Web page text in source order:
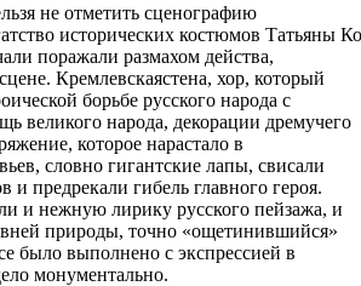
не отметить сценографию
исторических костюмов Татьяны
поражали размахом действа,
Кремлевскаястена, хор, который
борьбе русского народа с
великого народа, декорации дремучего
которое нарастало в
словно гигантские лапы, свисали
и предрекали гибель главного героя.
и нежную лирику русского пейзажа, и
природы, точно «ощетинившийся»
было выполнено с экспрессией в
монументально.